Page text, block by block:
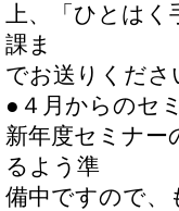
上、「ひとはく
課ま
でお送りくださ
●４月からのセ
新年度セミナー
るよう準
備中ですので、